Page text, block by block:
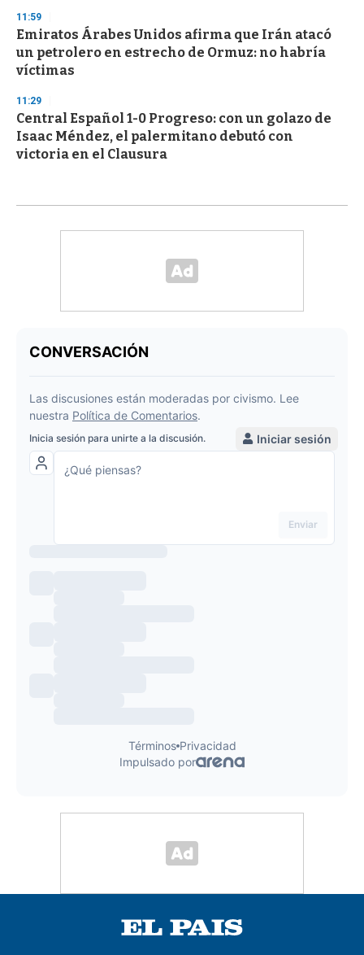
11:59
Emiratos Árabes Unidos afirma que Irán atacó
un petrolero en estrecho de Ormuz: no habría
víctimas
11:29
Central Español 1-0 Progreso: con un golazo de
Isaac Méndez, el palermitano debutó con
victoria en el Clausura